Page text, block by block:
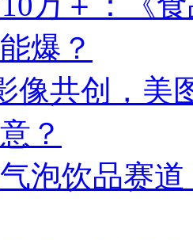
爆？
像共创，美
？
泡饮品赛